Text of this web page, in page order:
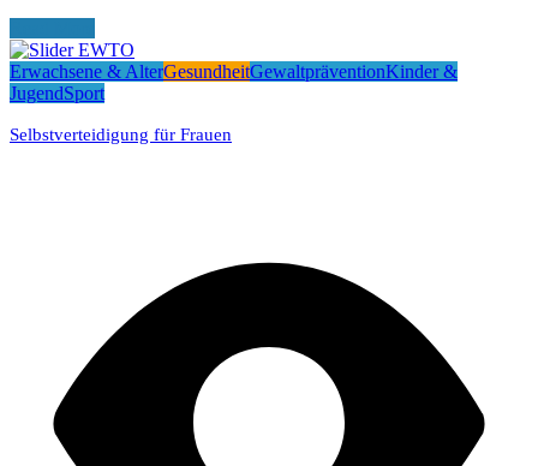
Erwachsene & AlterGesundheitGewaltpräventionKinder &
JugendSport
Selbstverteidigung für Frauen